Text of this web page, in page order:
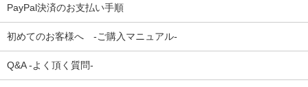
PayPal決済のお支払い手順
初めてのお客様へ -ご購入マニュアル-
Q&A -よく頂く質問-